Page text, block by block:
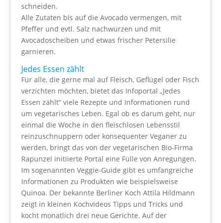
schneiden.
Alle Zutaten bis auf die Avocado vermengen, mit
Pfeffer und evtl. Salz nachwürzen und mit
Avocadoscheiben und etwas frischer Petersilie
garnieren.
Jedes Essen zählt
Für alle, die gerne mal auf Fleisch, Geflügel oder Fisch
verzichten möchten, bietet das Infoportal „Jedes
Essen zählt“ viele Rezepte und Informationen rund
um vegetarisches Leben. Egal ob es darum geht, nur
einmal die Woche in den fleischlosen Lebensstil
reinzuschnuppern oder konsequenter Veganer zu
werden, bringt das von der vegetarischen Bio-Firma
Rapunzel initiierte Portal eine Fülle von Anregungen.
Im sogenannten Veggie-Guide gibt es umfangreiche
Informationen zu Produkten wie beispielsweise
Quinoa. Der bekannte Berliner Koch Attila Hildmann
zeigt in kleinen Kochvideos Tipps und Tricks und
kocht monatlich drei neue Gerichte. Auf der